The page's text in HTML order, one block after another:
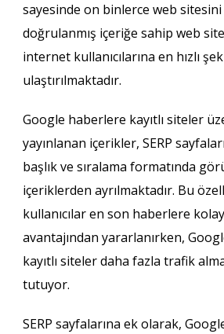
sayesinde on binlerce web
doğrulanmış içeriğe sahip web
internet kullanıcılarına en hızlı
ulaştırılmaktadır.
Google haberlere kayıtlı siteler
yayınlanan içerikler, SERP
başlık ve sıralama formatında
içeriklerden ayrılmaktadır. Bu
kullanıcılar en son haberlere
avantajından yararlanırken,
kayıtlı siteler daha fazla trafik
tutuyor.
SERP sayfalarına ek olarak,